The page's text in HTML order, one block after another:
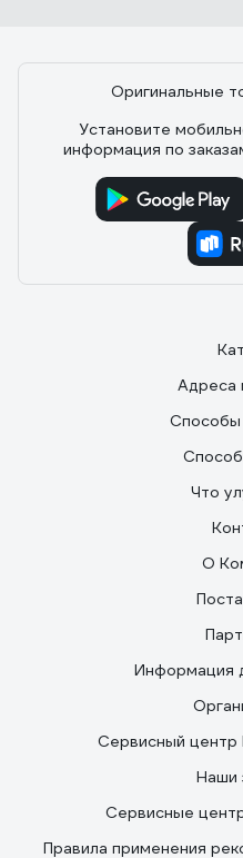
Оригинальные
Установите
информация по
Адреса
Способы
Что
О
Информация
Сервисный центр
Наши
Сервисные
Правила применения